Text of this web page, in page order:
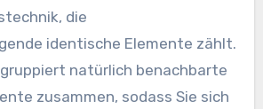
die
identische Elemente zählt.
natürlich benachbarte
zusammen, sodass Sie sich